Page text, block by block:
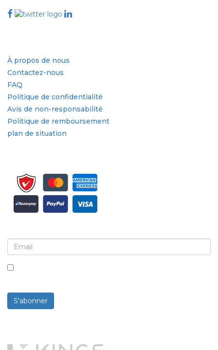
À propos de nous
Contactez-nous
FAQ
Politique de confidentialité
Avis de non-responsabilité
Politique de remboursement
plan de situation
S'abonner